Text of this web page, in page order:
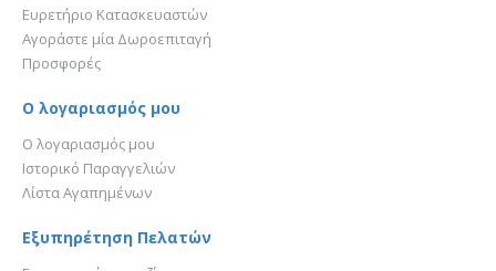
Ευρετήριο Κατασκευαστών
Αγοράστε μία Δωροεπιταγή
Προσφορές
Ο λογαριασμός μου
Ο λογαριασμός μου
Ιστορικό Παραγγελιών
Λίστα Αγαπημένων
Εξυπηρέτηση Πελατών